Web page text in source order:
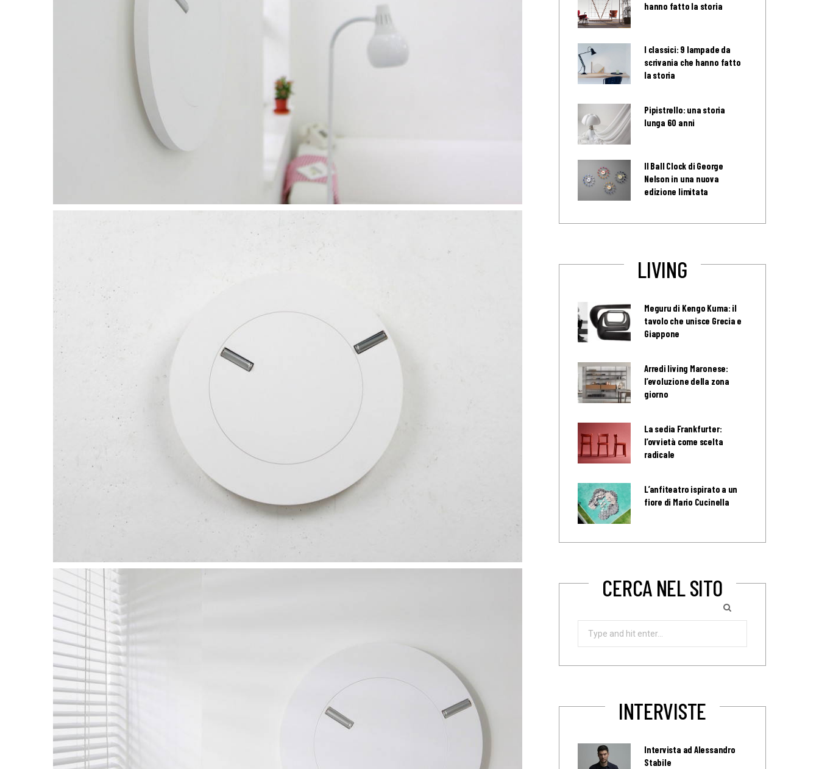
hanno fatto la storia
I classici: 9 lampade da
scrivania che hanno fatto
la storia
Pipistrello: una storia
lunga 60 anni
Il Ball Clock di George
Nelson in una nuova
edizione limitata
LIVING
Meguru di Kengo Kuma: il
tavolo che unisce Grecia e
Giappone
Arredi living Maronese:
l’evoluzione della zona
giorno
La sedia Frankfurter:
l’ovvietà come scelta
radicale
L’anfiteatro ispirato a un
fiore di Mario Cucinella
CERCA NEL SITO
Search
INTERVISTE
Intervista ad Alessandro
Stabile